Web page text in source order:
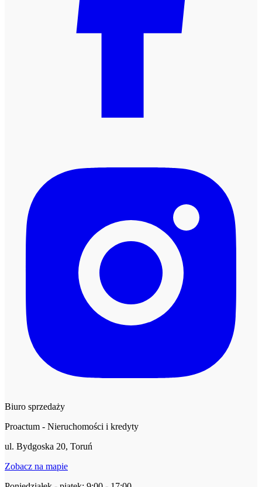
Biuro sprzedaży
Proactum - Nieruchomości i kredyty
ul. Bydgoska 20, Toruń
Zobacz na mapie